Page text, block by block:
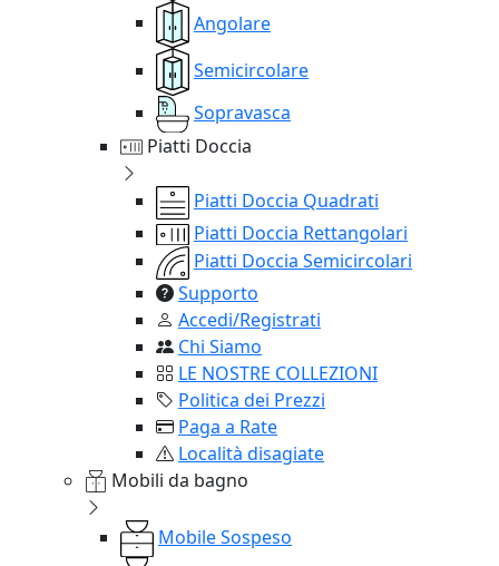
Angolare
Semicircolare
Sopravasca
Piatti Doccia
Piatti Doccia Quadrati
Piatti Doccia Rettangolari
Piatti Doccia Semicircolari
Supporto
Accedi/Registrati
Chi Siamo
LE NOSTRE COLLEZIONI
Politica dei Prezzi
Paga a Rate
Località disagiate
Mobili da bagno
Mobile Sospeso